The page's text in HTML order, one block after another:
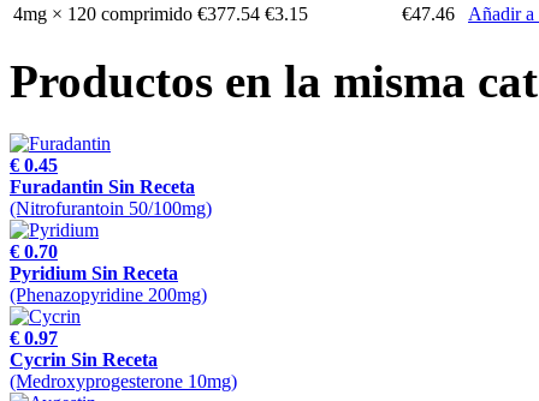
4mg × 120 comprimido €377.54 €3.15 €47.46 Añadir a
Productos en la misma
€ 0.45
Furadantin Sin Receta
(Nitrofurantoin 50/100mg)
€ 0.70
Pyridium Sin Receta
(Phenazopyridine 200mg)
€ 0.97
Cycrin Sin Receta
(Medroxyprogesterone 10mg)